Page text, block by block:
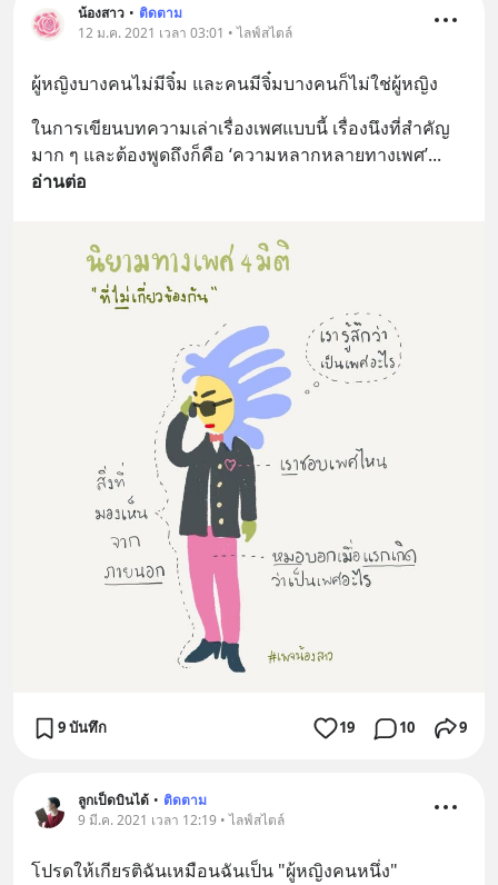
น้องสาว • ติดตาม
12 ม.ค. 2021 เวลา 03:01 • ไลฟ์สไตล์
ผู้หญิงบางคนไม่มีจิ๋ม และคนมีจิ๋มบางคนก็ไม่ใช่ผู้หญิง
ในการเขียนบทความเล่าเรื่องเพศแบบนี้ เรื่องนึงที่สำคัญ
มาก ๆ และต้องพูดถึงก็คือ ‘ความหลากหลายทางเพศ’
อ่านต่อ
9 บันทึก 19 10 9
ลูกเป็ดบินได้ • ติดตาม
9 มี.ค. 2021 เวลา 12:19 • ไลฟ์สไตล์
โปรดให้เกียรติฉันเหมือนฉันเป็น "ผู้หญิงคนหนึ่ง"